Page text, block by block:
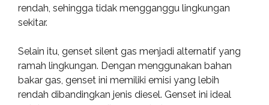
rendah, sehingga tidak mengganggu lingkungan
sekitar.
Selain itu, genset silent gas menjadi alternatif yang
ramah lingkungan. Dengan menggunakan bahan
bakar gas, genset ini memiliki emisi yang lebih
rendah dibandingkan jenis diesel. Genset ini ideal